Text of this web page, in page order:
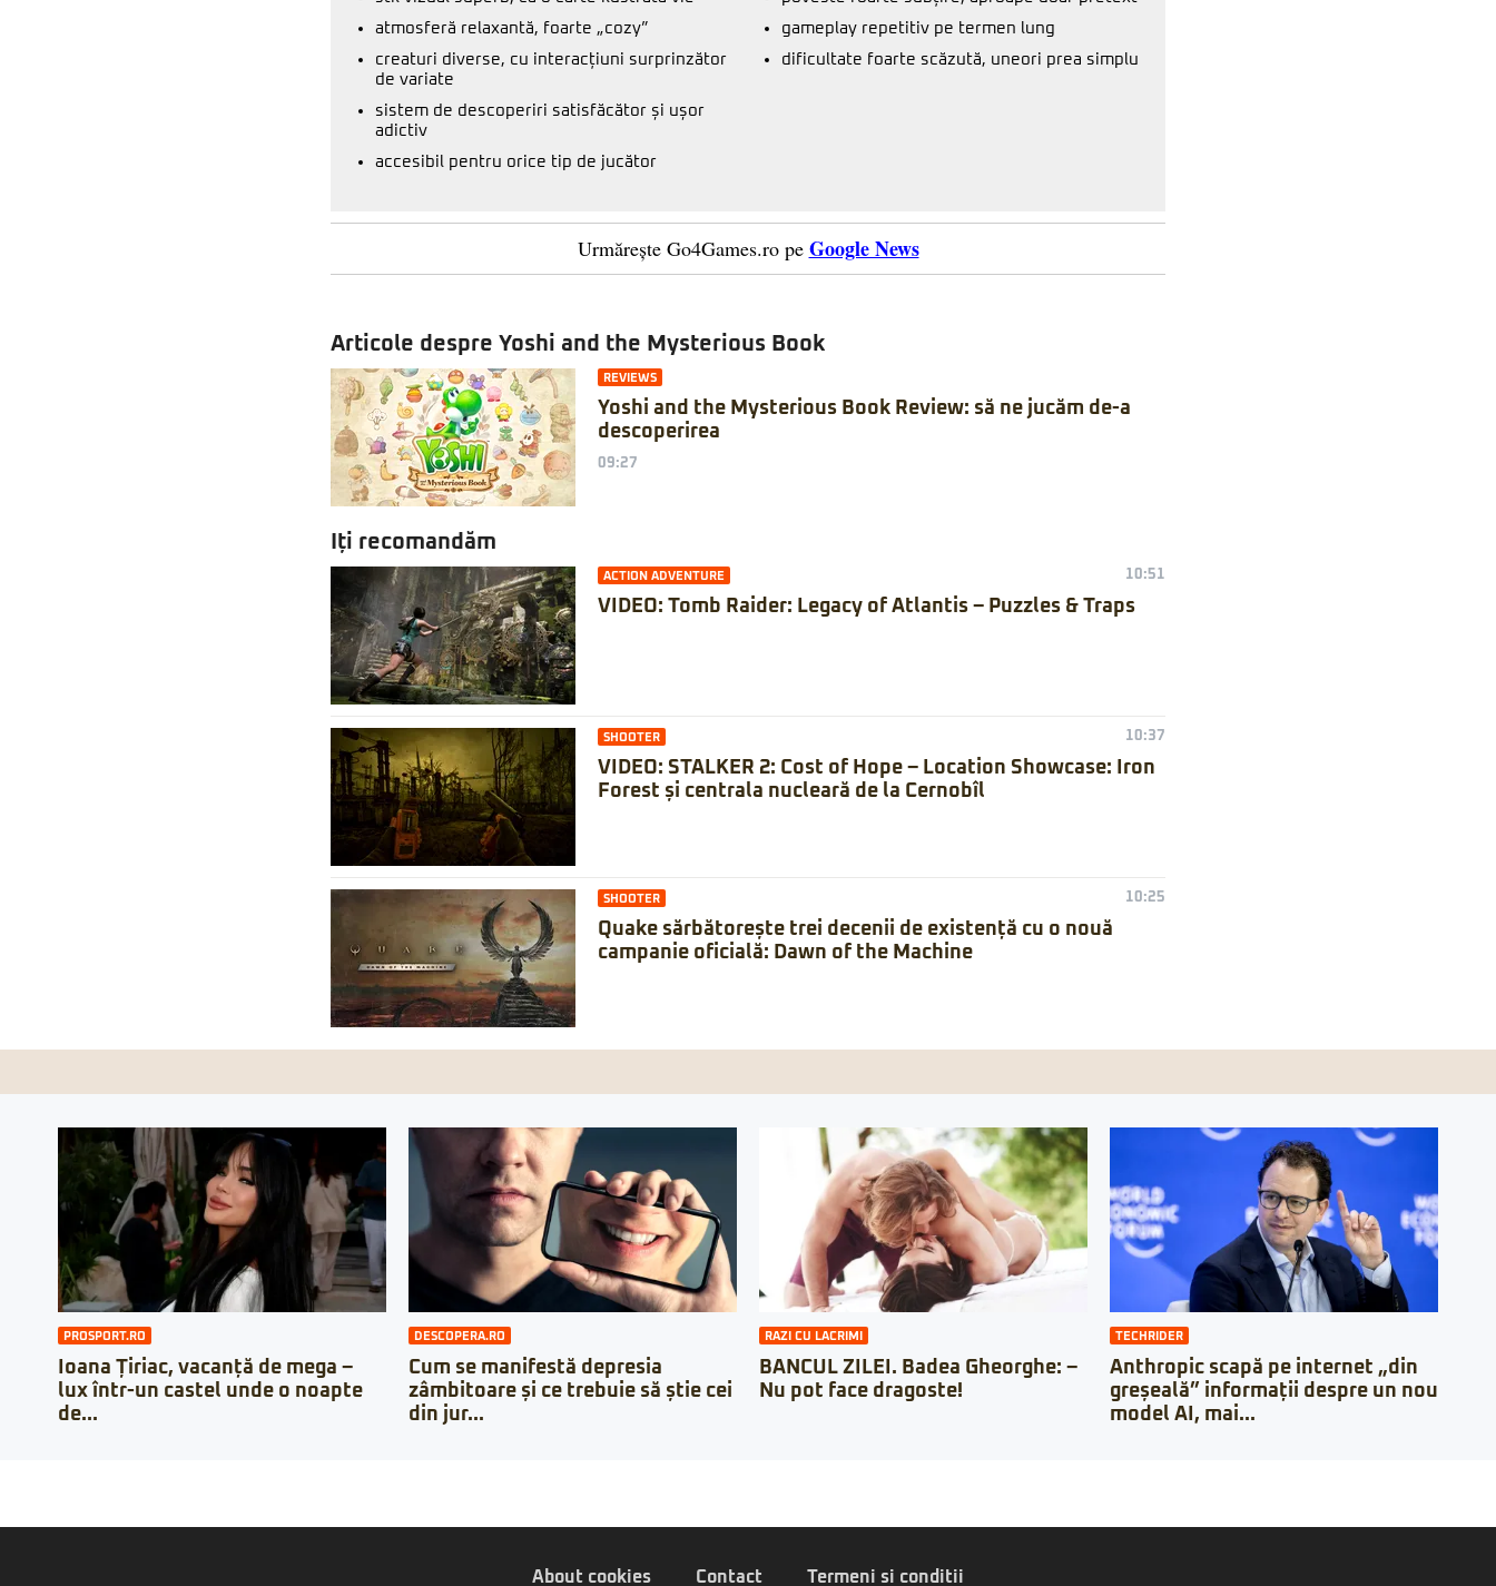
atmosferă relaxantă, foarte „cozy”
creaturi diverse, cu interacțiuni surprinzător
de variate
sistem de descoperiri satisfăcător și ușor
adictiv
accesibil pentru orice tip de jucător
gameplay repetitiv pe termen lung
dificultate foarte scăzută, uneori prea simplu
Urmărește Go4Games.ro pe Google News
Articole despre Yoshi and the Mysterious Book
REVIEWS
Yoshi and the Mysterious Book Review: să ne jucăm de-a
descoperirea
09:27
Iți recomandăm
ACTION ADVENTURE 10:51
VIDEO: Tomb Raider: Legacy of Atlantis – Puzzles & Traps
SHOOTER 10:37
VIDEO: STALKER 2: Cost of Hope – Location Showcase: Iron
Forest și centrala nucleară de la Cernobîl
SHOOTER 10:25
Quake sărbătorește trei decenii de existență cu o nouă
campanie oficială: Dawn of the Machine
PROSPORT.RO
Ioana Țiriac, vacanță de mega –
lux într-un castel unde o noapte
de...
DESCOPERA.RO
Cum se manifestă depresia
zâmbitoare și ce trebuie să știe cei
din jur...
RAZI CU LACRIMI
BANCUL ZILEI. Badea Gheorghe: –
Nu pot face dragoste!
TECHRIDER
Anthropic scapă pe internet „din
greșeală” informații despre un nou
model AI, mai...
About cookies Contact Termeni si conditii